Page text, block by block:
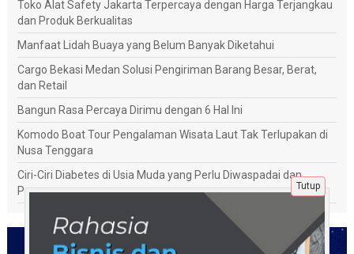
Toko Alat Safety Jakarta Terpercaya dengan Harga Terjangkau
dan Produk Berkualitas
Manfaat Lidah Buaya yang Belum Banyak Diketahui
Cargo Bekasi Medan Solusi Pengiriman Barang Besar, Berat,
dan Retail
Bangun Rasa Percaya Dirimu dengan 6 Hal Ini
Komodo Boat Tour Pengalaman Wisata Laut Tak Terlupakan di
Nusa Tenggara
Ciri-Ciri Diabetes di Usia Muda yang Perlu Diwaspadai dan
Penanganannya
Tutup